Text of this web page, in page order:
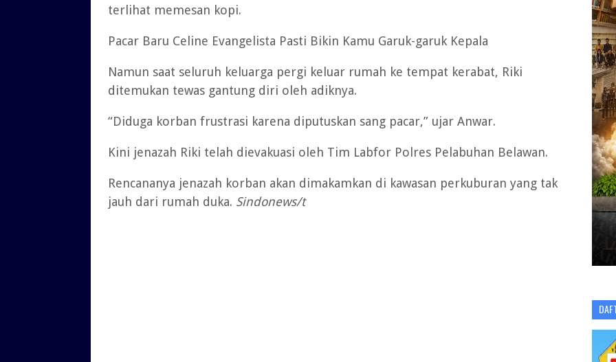
terlihat memesan kopi.
Pacar Baru Celine Evangelista Pasti Bikin Kamu Garuk-garuk Kepala
Namun saat seluruh keluarga pergi keluar rumah ke tempat kerabat, Riki
ditemukan tewas gantung diri oleh adiknya.
“Diduga korban frustrasi karena diputuskan sang pacar,” ujar Anwar.
Kini jenazah Riki telah dievakuasi oleh Tim Labfor Polres Pelabuhan Belawan.
Rencananya jenazah korban akan dimakamkan di kawasan perkuburan yang tak
jauh dari rumah duka. Sindonews/t